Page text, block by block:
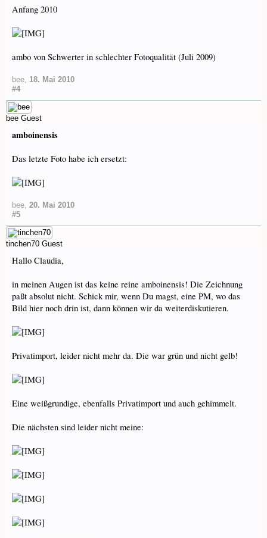
Anfang 2010
ambo von Schwerter in schlechter Fotoqualität (Juli 2009)
bee, 18. Mai 2010
#4
bee Guest
amboinensis
Das letzte Foto habe ich ersetzt:
bee, 20. Mai 2010
#5
tinchen70 Guest
Hallo Claudia,
in meinen Augen ist das keine reine amboinensis! Die Zeichnung
paßt absolut nicht. Schick mir, wenn Du magst, eine PM, wo das
Bild hier noch drin ist, dann können wir da weiterdiskutieren.
Privatimport, leider nicht mehr da. Die war grün und nicht gelb!
Eine weißgrundige, ebenfalls Privatimport und auch gehimmelt.
Die nächsten sind leider nicht meine: